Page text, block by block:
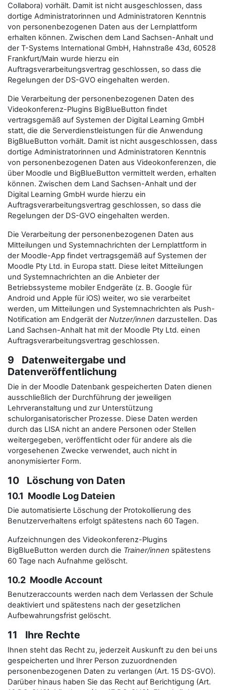
Collabora) vorhält. Damit ist nicht ausgeschlossen, dass
dortige Administratorinnen und Administratoren Kenntnis
von personenbezogenen Daten aus der Lernplattform
erhalten können. Zwischen dem Land Sachsen-Anhalt und
der T-Systems International GmbH, Hahnstraße 43d, 60528
Frankfurt/Main wurde hierzu ein
Auftragsverarbeitungsvertrag geschlossen, so dass die
Regelungen der DS-GVO eingehalten werden.
Die Verarbeitung der personenbezogenen Daten des
Videokonferenz-Plugins BigBlueButton findet
vertragsgemäß auf Systemen der Digital Learning GmbH
statt, die die Serverdienstleistungen für die Anwendung
BigBlueButton vorhält. Damit ist nicht ausgeschlossen, dass
dortige Administratorinnen und Administratoren Kenntnis
von personenbezogenen Daten aus Videokonferenzen, die
über Moodle und BigBlueButton vermittelt werden, erhalten
können. Zwischen dem Land Sachsen-Anhalt und der
Digital Learning GmbH wurde hierzu ein
Auftragsverarbeitungsvertrag geschlossen, so dass die
Regelungen der DS-GVO eingehalten werden.
Die Verarbeitung der personenbezogenen Daten aus
Mitteilungen und Systemnachrichten der Lernplattform in
der Moodle-App findet vertragsgemäß auf Systemen der
Moodle Pty Ltd. in Europa statt. Diese leitet Mitteilungen
und Systemnachrichten an die Anbieter der
Betriebssysteme mobiler Endgeräte (z. B. Google für
Android und Apple für iOS) weiter, wo sie verarbeitet
werden, um Mitteilungen und Systemnachrichten als Push-
Notification am Endgerät derNutzer/innen darzustellen. Das
Land Sachsen-Anhalt hat mit der Moodle Pty Ltd. einen
Auftragsverarbeitungsvertrag geschlossen.
9 Datenweitergabe und
Datenveröffentlichung
Die in der Moodle Datenbank gespeicherten Daten dienen
ausschließlich der Durchführung der jeweiligen
Lehrveranstaltung und zur Unterstützung
schulorganisatorischer Prozesse. Diese Daten werden
durch das LISA nicht an andere Personen oder Stellen
weitergegeben, veröffentlicht oder für andere als die
vorgesehenen Zwecke verwendet, auch nicht in
anonymisierter Form.
10 Löschung von Daten
10.1 Moodle Log Dateien
Die automatisierte Löschung der Protokollierung des
Benutzerverhaltens erfolgt spätestens nach 60 Tagen.
Aufzeichnungen des Videokonferenz-Plugins
BigBlueButton werden durch die Trainer/innen spätestens
60 Tage nach Aufnahme gelöscht.
10.2 Moodle Account
Benutzeraccounts werden nach dem Verlassen der Schule
deaktiviert und spätestens nach der gesetzlichen
Aufbewahrungsfrist gelöscht.
11 Ihre Rechte
Ihnen steht das Recht zu, jederzeit Auskunft zu den bei uns
gespeicherten und Ihrer Person zuzuordnenden
personenbezogenen Daten zu verlangen (Art. 15 DS-GVO).
Darüber hinaus haben Sie das Recht auf Berichtigung (Art.